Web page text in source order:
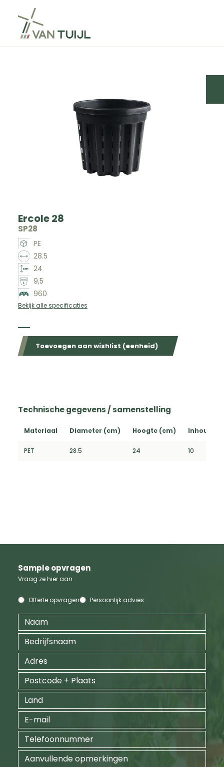
Ercole 28
SP28
PE
28.5
24
9,5
960
Bekijk alle specificaties
Toevoegen aan wishlist (eenheid)
Technische gegevens / samenstelling
Materiaal Diameter (cm) Hoogte (cm) Inhoud (L)
PET 28.5 24 10
Sample opvragen
Vraag ze hier aan
Offerte opvragen Persoonlijk advies